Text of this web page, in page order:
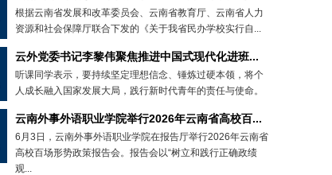
根据云南省发展和改革委员会、云南省教育厅、云南省人力
资源和社会保障厅联合下发的《关于我省民办学校实行自...
云外党委书记李黎伟聚焦推进中国式现代化进班...
听课同学表示，要持续坚定理想信念、锤炼过硬本领，将个
人成长融入国家发展大局，践行新时代青年的责任与使命。
云南外事外语职业学院举行2026年云南省高校百...
6月3日，云南外事外语职业学院在报告厅举行2026年云南省
高校百场形势政策报告会。报告会以“树立和践行正确政绩
观...